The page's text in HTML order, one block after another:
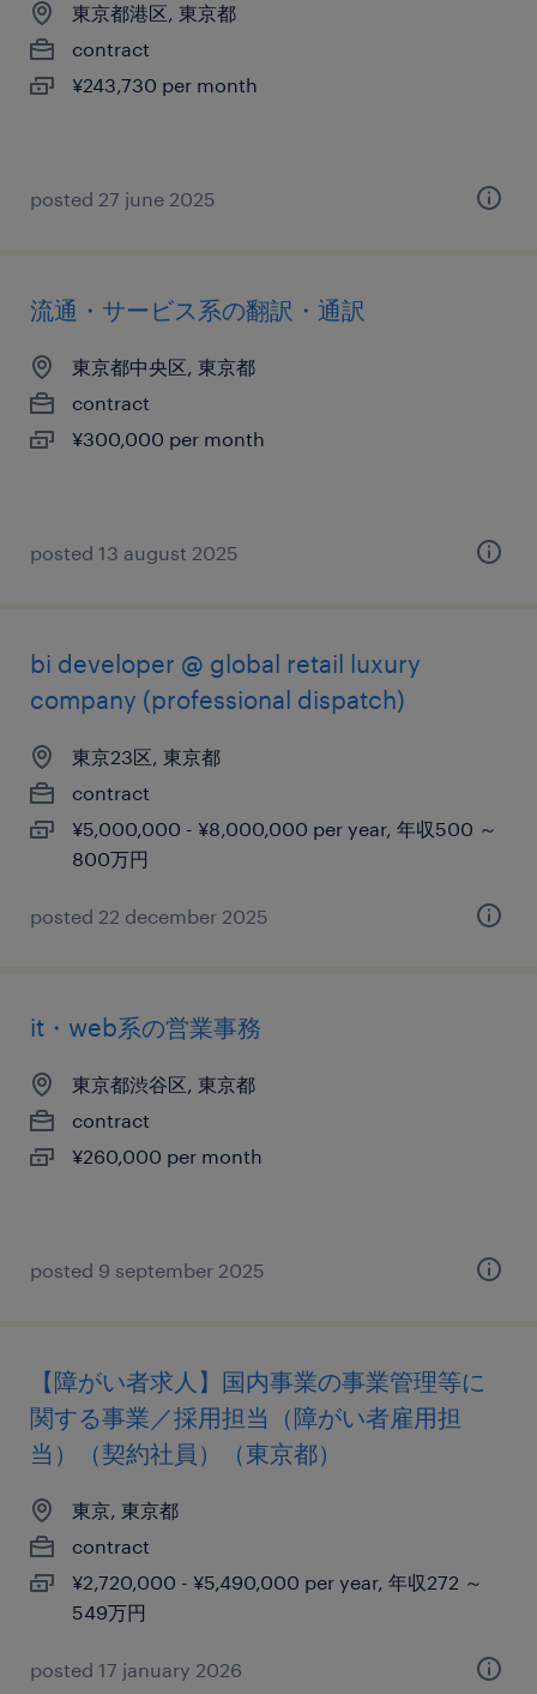
東京都港区, 東京都
contract
¥243,730 per month
posted 27 june 2025
流通・サービス系の翻訳・通訳
東京都中央区, 東京都
contract
¥300,000 per month
posted 13 august 2025
bi developer @ global retail luxury
company (professional dispatch)
東京23区, 東京都
contract
¥5,000,000 - ¥8,000,000 per year, 年収500 ～
800万円
posted 22 december 2025
it・web系の営業事務
東京都渋谷区, 東京都
contract
¥260,000 per month
posted 9 september 2025
【障がい者求人】国内事業の事業管理等に
関する事業／採用担当（障がい者雇用担
当）（契約社員）（東京都）
東京, 東京都
contract
¥2,720,000 - ¥5,490,000 per year, 年収272 ～
549万円
posted 17 january 2026